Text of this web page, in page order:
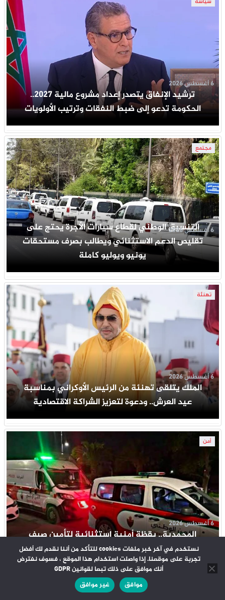
ترشيد الإنفاق يتصدر إعداد مشروع مالية 2027..
الحكومة تدعو إلى ضبط النفقات وترتيب الأولويات
6 أغسطس 2026
مجتمع
التنسيق الوطني لقطاع سيارات الأجرة يحتج على
تقليص الدعم الاستثنائي ويطالب بصرف مستحقات
يونيو ويوليو كاملة
6 أغسطس 2026
تهنئة
الملك يتلقى تهنئة من الرئيس الأوكراني بمناسبة
عيد العرش.. ودعوة لتعزيز الشراكة الاقتصادية
6 أغسطس 2026
أمن
المحمدية.. يقظة أمنية استثنائية لتأمين صيف
المدينة وحماية آلاف الزوار
6 أغسطس 2026
نستخدم في آخر خبر ملفات cookies للتأكد من أننا نقدم لك أفضل
تجربة على موقعنا. إذا واصلت استخدام هذا الموقع ، فسوف نفترض
أنك موافق على ذلك تبعا لقوانين GDPR
موافق
غير موافق